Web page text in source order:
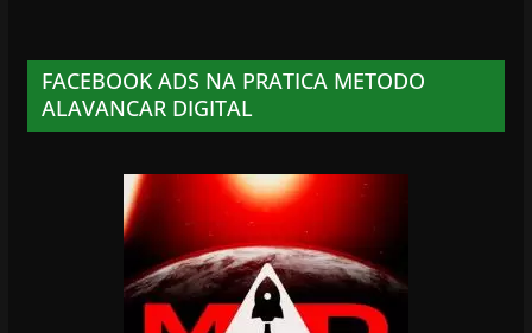
FACEBOOK ADS NA PRATICA METODO
ALAVANCAR DIGITAL